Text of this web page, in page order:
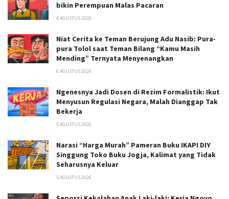
bikin Perempuan Malas Pacaran
4 AGUSTUS 2026
Niat Cerita ke Teman Berujung Adu Nasib: Pura-
pura Tolol saat Teman Bilang “Kamu Masih
Mending” Ternyata Menyenangkan
6 AGUSTUS 2026
Ngenesnya Jadi Dosen di Rezim Formalistik: Ikut
Menyusun Regulasi Negara, Malah Dianggap Tak
Bekerja
5 AGUSTUS 2026
Narasi “Harga Murah” Pameran Buku IKAPI DIY
Singgung Toko Buku Jogja, Kalimat yang Tidak
Seharusnya Keluar
5 AGUSTUS 2026